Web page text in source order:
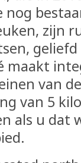
nog
zijn
maakt
van
van 5
als u dat